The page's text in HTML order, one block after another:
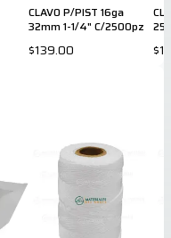
CLAVO P/PIST 16ga
32mm 1-1/4" C/2500pz
$139.00